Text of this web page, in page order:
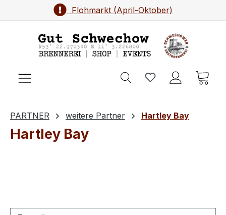
Zum Hauptinhalt springenFlohmarkt (April-Oktober)
PARTNER weitere Partner Hartley Bay
Hartley Bay